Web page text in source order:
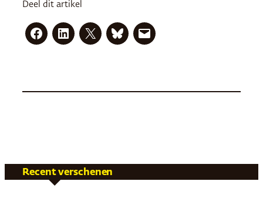
Deel dit artikel
Recent verschenen